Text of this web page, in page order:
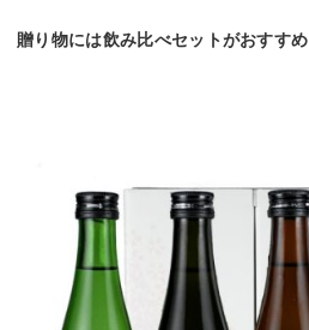
贈り物には飲み比べセットがおすすめ